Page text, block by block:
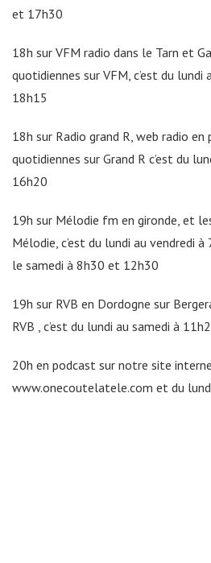
et 17h30
18h sur VFM radio dans le Tarn et
quotidiennes sur VFM, c’est du
18h15
18h sur Radio grand R, web radio
quotidiennes sur Grand R c’est du
16h20
19h sur Mélodie fm en gironde, et
Mélodie, c’est du lundi au vendredi
le samedi à 8h30 et 12h30
19h sur RVB en Dordogne sur
RVB , c’est du lundi au samedi à
20h en podcast sur notre site
www.onecoutelatele.com et du